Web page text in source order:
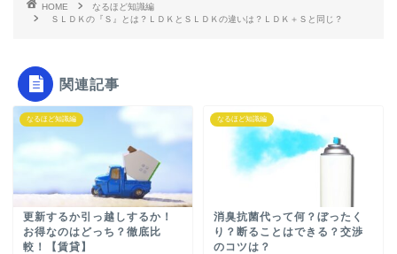
HOME
なるほど知識編
ＳＬＤＫの『Ｓ』とは？ＬＤＫとＳＬＤＫの違いは？ＬＤＫ＋Ｓと同じ？
関連記事
なるほど知識編
更新するか引っ越しするか！
お得なのはどっち？徹底比
較！【賃貸】
なるほど知識編
消臭抗菌代って何？ぼったく
り？断ることはできる？交渉
のコツは？